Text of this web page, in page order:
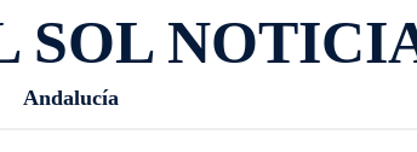
SOL
Andalucía